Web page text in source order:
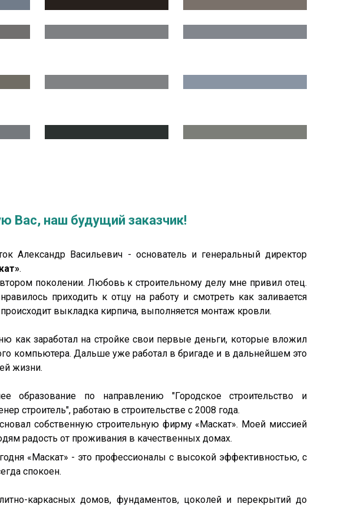
«Маскат» - это профессионалы с высокой эффективностью, с
спокоен.
каркасных домов, фундаментов, цоколей и перекрытий до
Вас, наш будущий заказчик!
Александр Васильевич - основатель и генеральный директор
.
поколении. Любовь к строительному делу мне привил отец.
приходить к отцу на работу и смотреть как заливается
выкладка кирпича, выполняется монтаж кровли.
как заработал на стройке свои первые деньги, которые вложил
компьютера. Дальше уже работал в бригаде и в дальнейшем это
жизни.
образование по направлению "Городское строительство и
строитель", работаю в строительстве с 2008 года.
собственную строительную фирму «Маскат». Моей миссией
радость от проживания в качественных домах.